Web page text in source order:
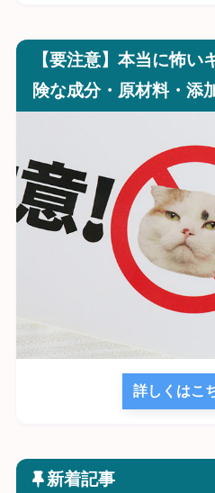
【要注意】本当に怖い
険な成分・原材料・添
詳しくはこ
新着記事